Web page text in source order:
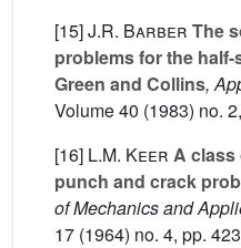
[15]J.R. Barber The
problems for the
Green and Collins,
Volume 40 (1983) no.
[16] L.M. Keer A class
punch and crack
of Mechanics and
17 (1964) no. 4, pp.